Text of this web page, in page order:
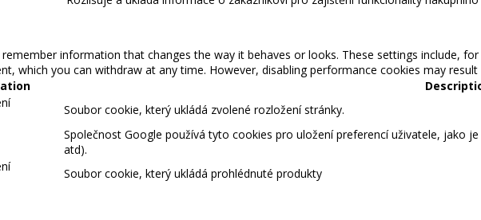
information that changes the way it behaves or looks. These settings include,
which you can withdraw at any time. However, disabling performance cookies may
Soubor cookie, který ukládá zvolené rozložení stránky.
Společnost Google používá tyto cookies pro uložení preferencí uživatele, jako
atd).
Soubor cookie, který ukládá prohlédnuté produkty